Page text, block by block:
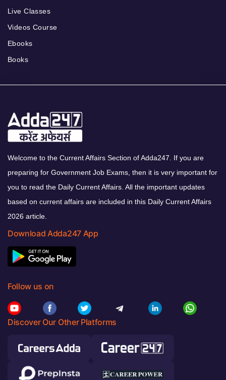
Live Classes
Videos Course
Ebooks
Books
Welcome to the Current Affairs Section of Adda247. If you are
preparing for Government Job Exams, then it is very important for
you to read the Daily Current Affairs. All the important updates
based on current affairs are included in this Daily Current Affairs
2026 article.
Download Adda247 App
Follow us on
Discover Our Other Platforms